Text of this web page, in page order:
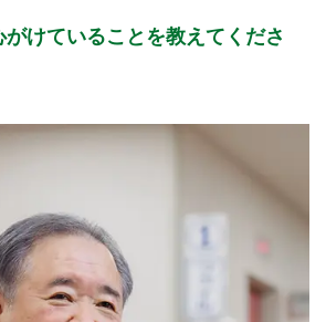
てー
火・水・金のPMは診察の順番をお取り
お問い合わせください。
とは異なります。事前のご予約が必要で
けていることを教えてくださ